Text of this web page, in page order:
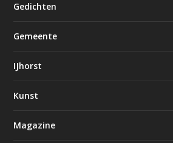
Gedichten
Gemeente
IJhorst
Kunst
Magazine